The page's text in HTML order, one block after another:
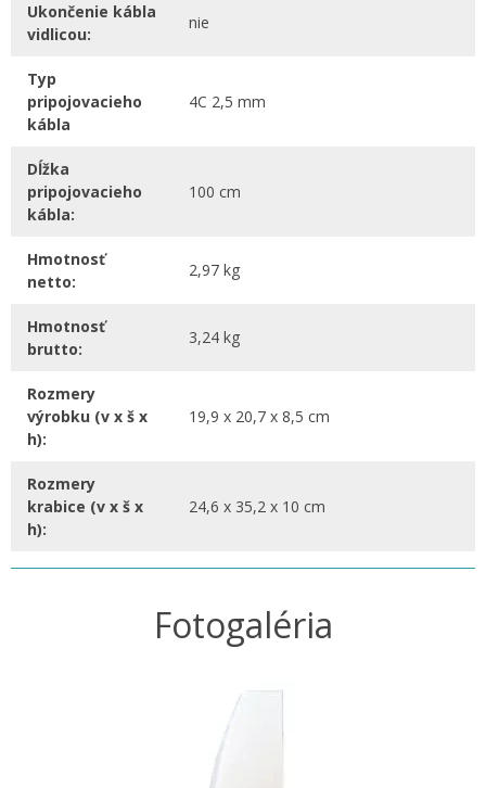
Ukončenie kábla
vidlicou:
nie
Typ
pripojovacieho
kábla
4C 2,5 mm
Dĺžka
pripojovacieho
kábla:
100 cm
Hmotnosť
netto:
2,97 kg
Hmotnosť
brutto:
3,24 kg
Rozmery
výrobku (v x š x
h):
19,9 x 20,7 x 8,5 cm
Rozmery
krabice (v x š x
h):
24,6 x 35,2 x 10 cm
Fotogaléria